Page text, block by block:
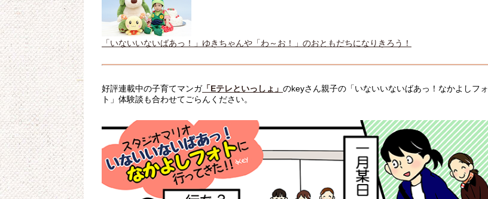
「いないいないばあっ！」ゆきちゃんや「わ～お！」のおともだちになりきろう！
好評連載中の子育てマンガ「Eテレといっしょ」 のkeyさん親子の「いないいないばあっ！なかよしフォ
ト」体験談も合わせてごらんください。